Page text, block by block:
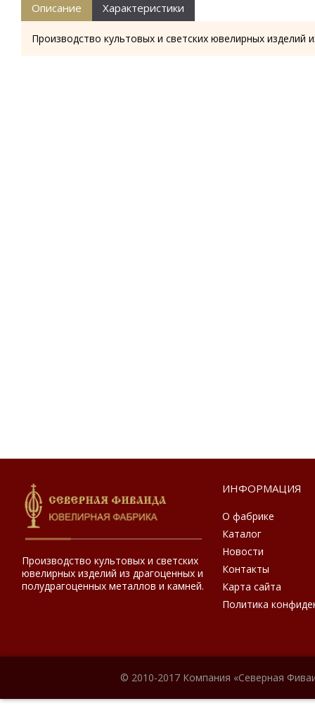
Описание Характеристики
Производство культовых и светских ювелирных изделий
Производство культовых и светских
ювелирных изделий из драгоценных и
полудрагоценных металлов и камней.
ИНФОРМАЦИЯ
О фабрике
Каталог
Новости
Контакты
Карта сайта
Политика
© 2010-2017 Компания «Северная